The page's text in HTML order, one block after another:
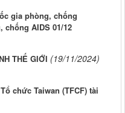
gia phòng, chống
chống AIDS 01/12
THẾ GIỚI (19/11/2024)
chức Taiwan (TFCF) tài